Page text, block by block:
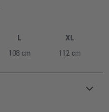
L
XL
108 cm 112 cm